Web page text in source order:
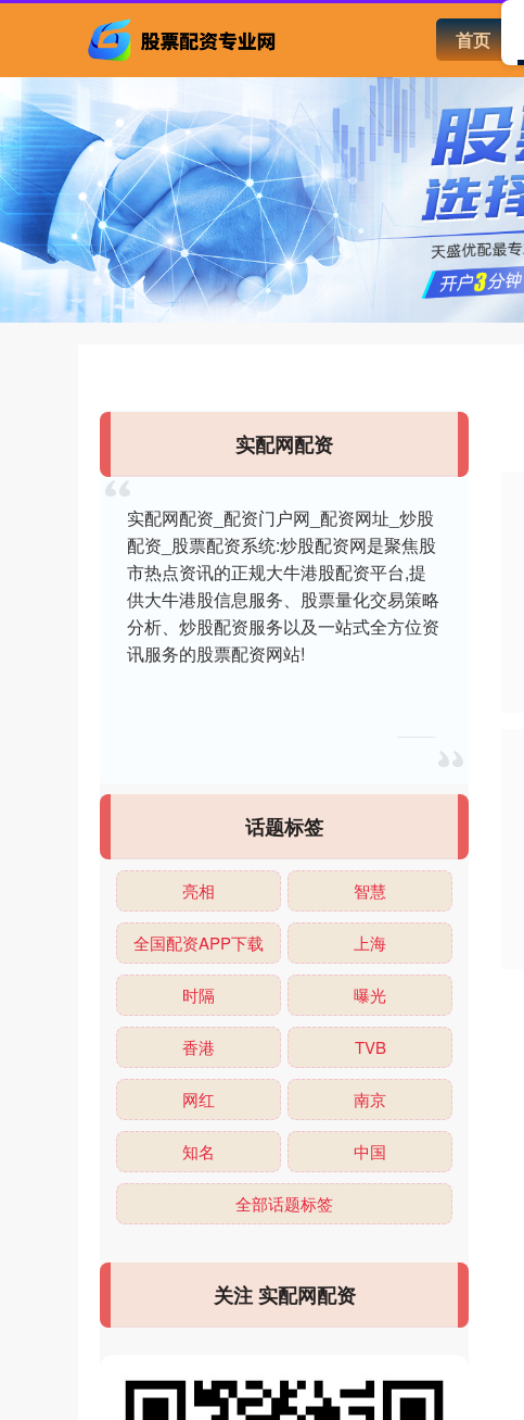
首页
实配网配资
实配网配资_配资门户网_配资网址_炒股
配资_股票配资系统:炒股配资网是聚焦股
市热点资讯的正规大牛港股配资平台,提
供大牛港股信息服务、股票量化交易策略
分析、炒股配资服务以及一站式全方位资
讯服务的股票配资网站!
话题标签
亮相 智慧
全国配资APP下载 上海
时隔 曝光
香港 TVB
网红 南京
知名 中国
全部话题标签
关注 实配网配资